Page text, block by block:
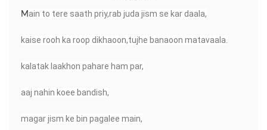
M ain to tere saath priy,rab juda jism se kar daala,
kaise rooh ka roop dikhaoon,tujhe banaoon matavaala.
kalatak laakhon pahare ham par,
aaj nahin koee bandish,
magar jism ke bin pagalee main,